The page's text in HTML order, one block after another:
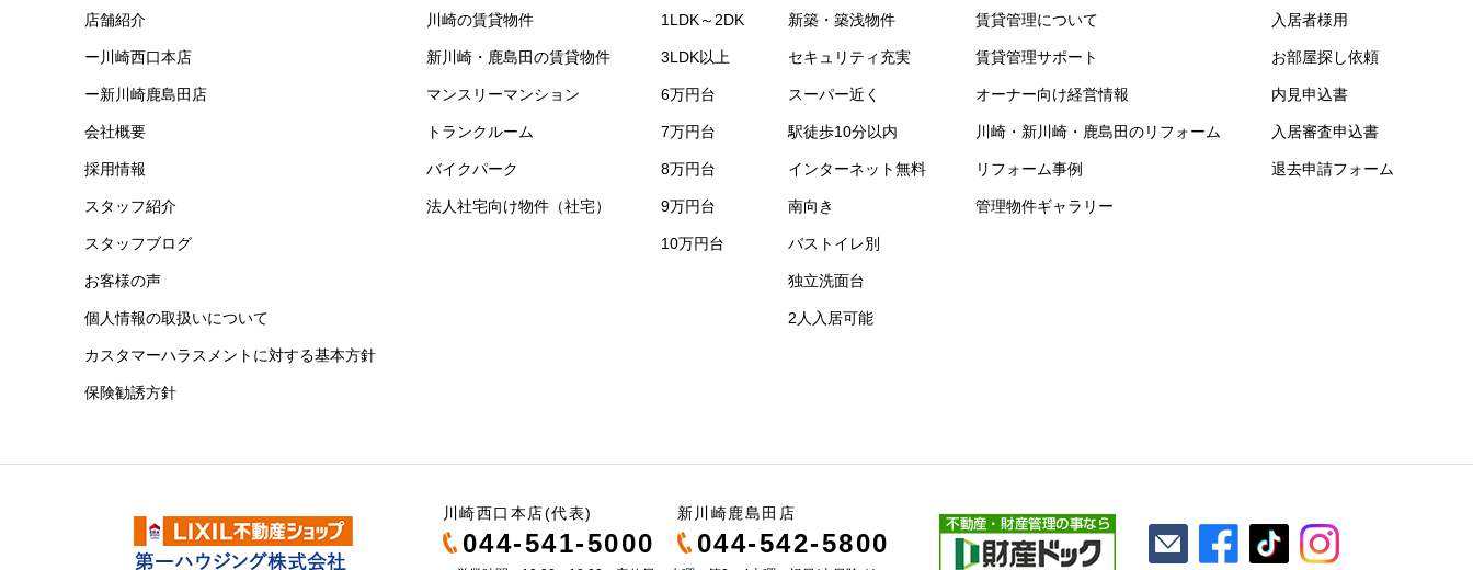
店舗紹介
ー川崎西口本店
ー新川崎鹿島田店
会社概要
採用情報
スタッフ紹介
スタッフブログ
お客様の声
個人情報の取扱いについて
カスタマーハラスメントに対する基本方針
保険勧誘方針
川崎の賃貸物件
新川崎・鹿島田の賃貸物件
マンスリーマンション
トランクルーム
バイクパーク
法人社宅向け物件（社宅）
1LDK～2DK
3LDK以上
6万円台
7万円台
8万円台
9万円台
10万円台
新築・築浅物件
セキュリティ充実
スーパー近く
駅徒歩10分以内
インターネット無料
南向き
バストイレ別
独立洗面台
2人入居可能
賃貸管理について
賃貸管理サポート
オーナー向け経営情報
川崎・新川崎・鹿島田のリフォーム
リフォーム事例
管理物件ギャラリー
入居者様用
お部屋探し依頼
内見申込書
入居審査申込書
退去申請フォーム
川崎西口本店(代表)
044-541-5000
新川崎鹿島田店
044-542-5800